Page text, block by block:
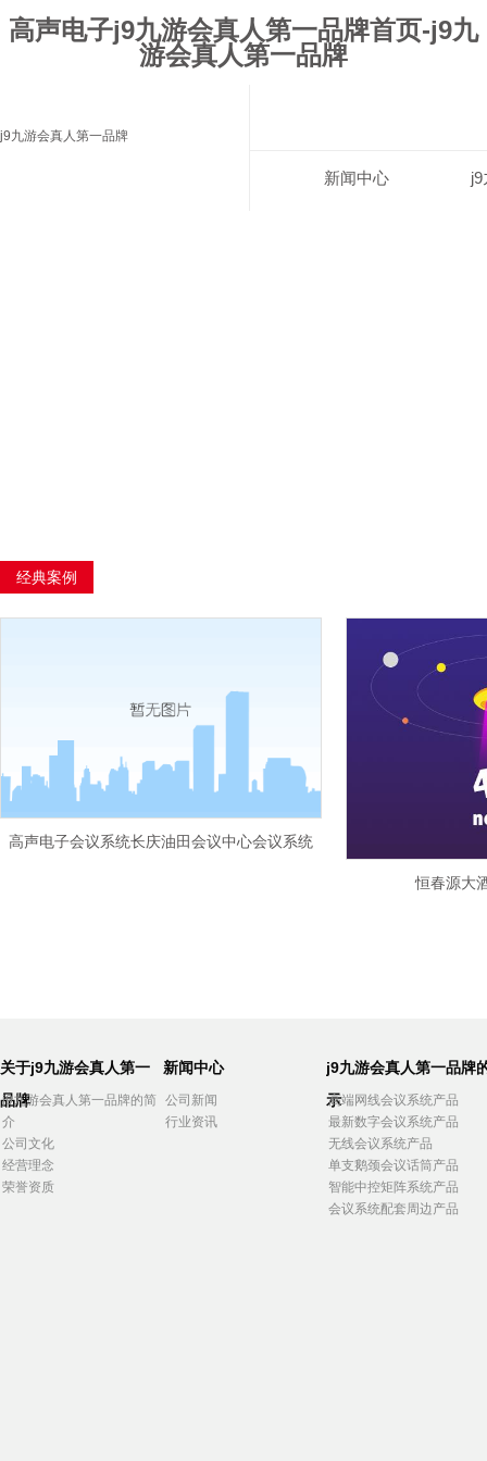
高声电子j9九游会真人第一品牌首页-j9九
游会真人第一品牌
j9九游会真人第一品牌
新闻中心
经典案例
高声电子会议系统长庆油田会议中心会议系统
恒春源大
关于j9九游会真人第一
品牌
j9九游会真人第一品牌的简
介
公司文化
经营理念
荣誉资质
新闻中心
公司新闻
行业资讯
j9九游会真人第一品牌
示
高端网线会议系统产品
最新数字会议系统产品
无线会议系统产品
单支鹅颈会议话筒产品
智能中控矩阵系统产品
会议系统配套周边产品